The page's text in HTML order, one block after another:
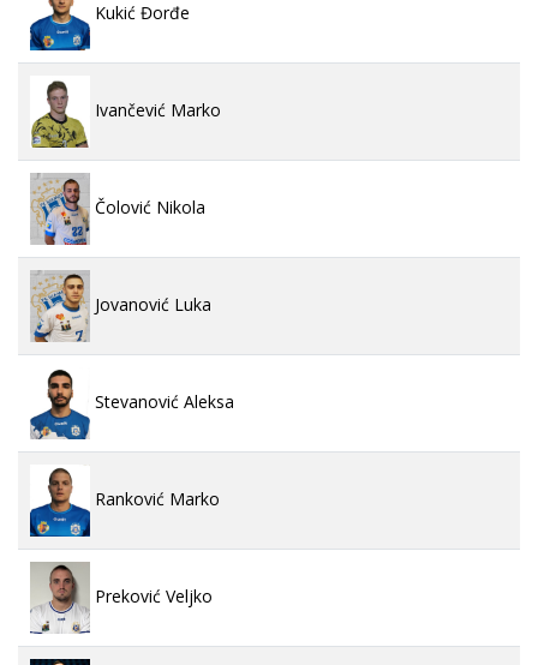
Kukić Đorđe
Ivančević Marko
Čolović Nikola
Jovanović Luka
Stevanović Aleksa
Ranković Marko
Preković Veljko